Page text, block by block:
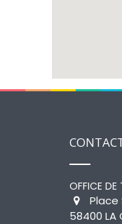
OFFICE DE
Place
58400 LA